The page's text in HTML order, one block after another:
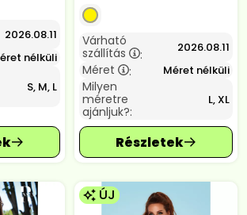
2026.08.11
nélküli
S, M, L
Várható
szállítás
: 2026.08.11
Méret : Méret nélküli
Milyen
méretre
ajánljuk?:
L, XL
ÚJ